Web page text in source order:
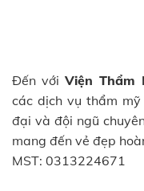
Đến với Viện Thẩm
các dịch vụ thẩm
đại và đội ngũ
mang đến vẻ đẹp
MST: 0313224671